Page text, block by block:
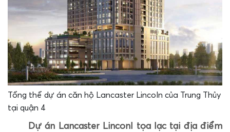
Tổng thể dự án căn hộ Lancaster Lincoln của Trung Thủy
tại quận 4
Dự án Lancaster Linconl tọa lạc tại địa điểm